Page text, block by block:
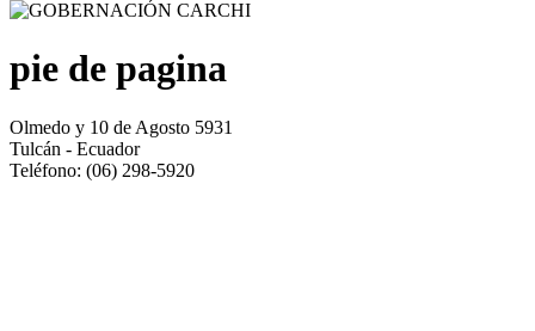
pie de pagina
Olmedo y 10 de Agosto 5931
Tulcán - Ecuador
Teléfono: (06) 298-5920